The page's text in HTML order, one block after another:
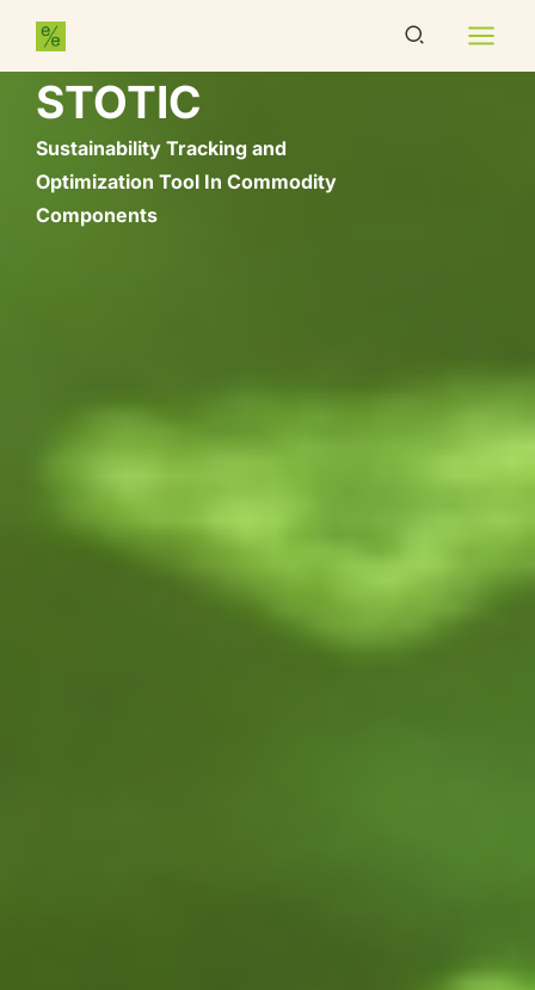
springen
Inhalt
springen
Suchen
STOTIC
STOTIC
Sustainability Tracking and
Optimization Tool In Commodity
Components